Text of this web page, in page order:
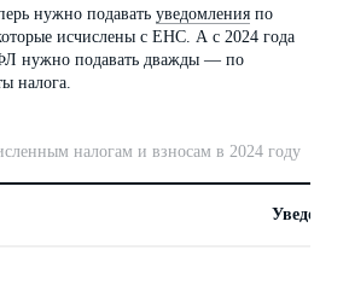
нужно подавать уведомления по
исчислены с ЕНС. А с 2024 года
нужно подавать дважды — по
налога.
налогам и взносам в 2024 году